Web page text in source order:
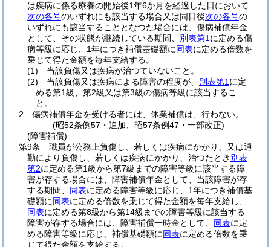
は疾病に係る療養の開始後1年6か月を経過した日において
次の各号のいずれにも該当する場合又は同日後次の各号の
いずれにも該当することとなつた場合には、傷病補償年金
として、その状態が継続している期間、 別表第1 に定める傷
病等級に応じ、1年につき補償基礎額に同表に定める倍数を
乗じて得た金額を毎年支給する。
(1)
当該負傷又は疾病が治つていないこと。
(2)
当該負傷又は疾病による障害の程度が、 別表第1 に定
める第1級、第2級又は第3級の傷病等級に該当するこ
と。
2
傷病補償年金を受ける者には、休業補償は、行わない。
(昭52条例57・追加、昭57条例47・一部改正)
(障害補償)
第9条
職員が公務上負傷し、若しくは疾病にかかり、又は通
勤により負傷し、若しくは疾病にかかり、治つたとき 別表
第2に定める第1級から第7級までの障害等級に該当する障
害が存する場合には、障害補償年金として、当該障害が存
する期間、 同表に定める障害等級に応じ、1年につき補償基
礎額に同表に定める倍数を乗じて得た金額を毎年支給し、
同表に定める第8級から第14級までの障害等級に該当する
障害が存する場合には、障害補償一時金として、 同表に定
める障害等級に応じ、補償基礎額に同表に定める倍数を乗
じて得た金額を支給する。